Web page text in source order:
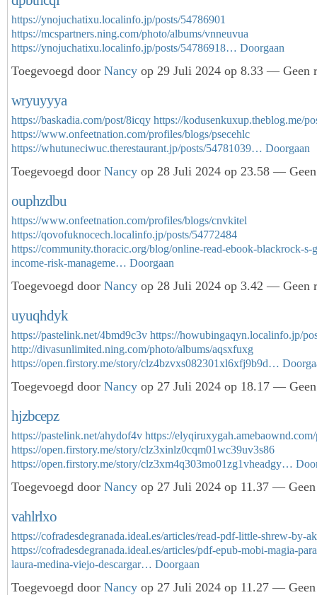
https://ynojuchatixu.localinfo.jp/posts/54786901
https://mcspartners.ning.com/photo/albums/vnneuvua
https://ynojuchatixu.localinfo.jp/posts/54786918… Doorgaan
Toegevoegd door Nancy op 29 Juli 2024 op 8.33 — Geen
wryuyyya
https://baskadia.com/post/8icqy https://kodusenkuxup.theblog.me/
https://www.onfeetnation.com/profiles/blogs/psecehlc
https://whutuneciwuc.therestaurant.jp/posts/54781039… Doorgaan
Toegevoegd door Nancy op 28 Juli 2024 op 23.58 — Geen
ouphzdbu
https://www.onfeetnation.com/profiles/blogs/cnvkitel
https://qovofuknocech.localinfo.jp/posts/54772484
https://community.thoracic.org/blog/online-read-ebook-blackrock-s-
income-risk-manageme… Doorgaan
Toegevoegd door Nancy op 28 Juli 2024 op 3.42 — Geen
uyuqhdyk
https://pastelink.net/4bmd9c3v https://howubingaqyn.localinfo.jp/
http://divasunlimited.ning.com/photo/albums/aqsxfuxg
https://open.firstory.me/story/clz4bzvxs082301xl6xfj9b9d…
Toegevoegd door Nancy op 27 Juli 2024 op 18.17 — Geen
hjzbcepz
https://pastelink.net/ahydof4v https://
https://open.firstory.me/story/clz3xinlz0cqm01wc39uv3s86
https://open.firstory.me/story/clz3xm4q303mo01zg1vheadgy…
Toegevoegd door Nancy op 27 Juli 2024 op 11.37 — Geen
vahlrlxo
https://cofradesdegranada.ideal.es/articles/read-pdf-little-shrew-by-
https://cofradesdegranada.ideal.es/articles/pdf-epub-mobi-magia-
laura-medina-viejo-descargar… Doorgaan
Toegevoegd door Nancy op 27 Juli 2024 op 11.27 — Geen